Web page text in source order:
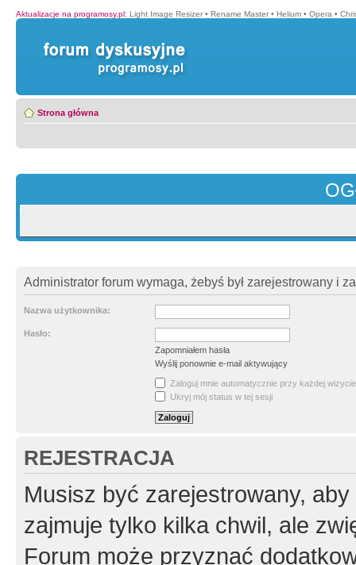
Aktualizacje na programosy.pl: Light Image Resizer • Rename Master • Helium • Opera •
Strona główna
Administrator forum wymaga, żebyś był zarejestrowany i
Nazwa użytkownika:
Hasło:
Zapomniałem hasła
Wyślij ponownie e-mail aktywujący
Zaloguj mnie automatycznie przy każdej wizycie
Ukryj mój status w tej sesji
REJESTRACJA
Musisz być zarejestrowany,
zajmuje tylko kilka chwil, ale
Forum może przyznać